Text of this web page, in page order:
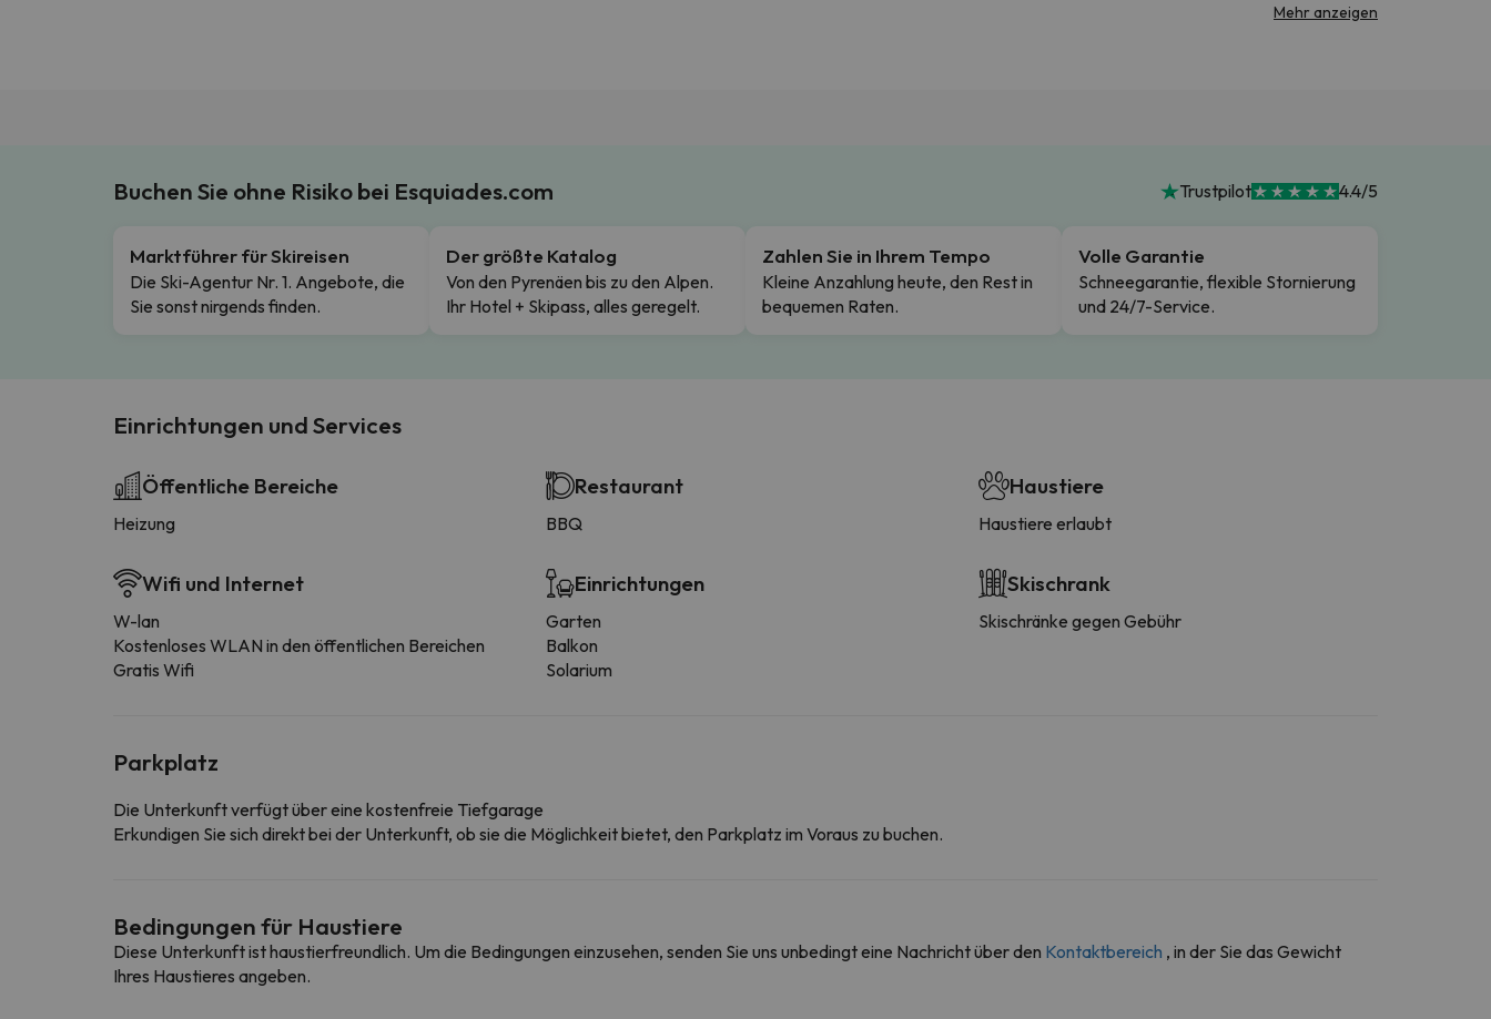
Mehr anzeigen
Buchen Sie ohne Risiko bei Esquiades.com Trustpilot 4.4/5
Marktführer für Skireisen
Die Ski-Agentur Nr. 1. Angebote, die
Sie sonst nirgends finden.
Der größte Katalog
Von den Pyrenäen bis zu den Alpen.
Ihr Hotel + Skipass, alles geregelt.
Zahlen Sie in Ihrem Tempo
Kleine Anzahlung heute, den Rest in
bequemen Raten.
Volle Garantie
Schneegarantie, flexible Stornierung
und 24/7-Service.
Einrichtungen und Services
Öffentliche Bereiche
Heizung
Wifi und Internet
W-lan
Kostenloses WLAN in den öffentlichen Bereichen
Gratis Wifi
Restaurant
BBQ
Einrichtungen
Garten
Balkon
Solarium
Haustiere
Haustiere erlaubt
Skischrank
Skischränke gegen Gebühr
Parkplatz
Die Unterkunft verfügt über eine kostenfreie Tiefgarage
Erkundigen Sie sich direkt bei der Unterkunft, ob sie die Möglichkeit bietet, den Parkplatz im Voraus zu buchen.
Bedingungen für Haustiere
Diese Unterkunft ist haustierfreundlich. Um die Bedingungen einzusehen, senden Sie uns unbedingt eine Nachricht über den Kontaktbereich , in der Sie das Gewicht
Ihres Haustieres angeben.